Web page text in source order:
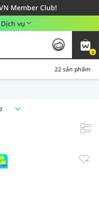
Member Club!
hàng từ 249,000Đ
khu vực TP. Hồ Chí Minh
vụ
0
22 sản phẩm